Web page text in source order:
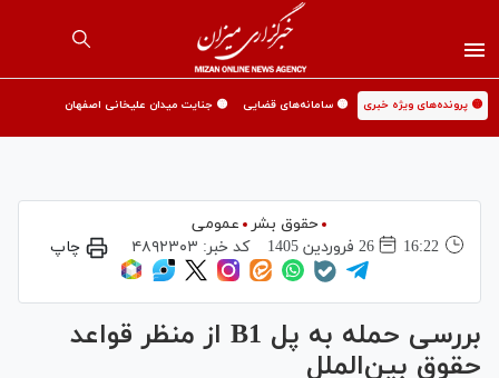
🟡 پرونده‌های ویژه خبری 🟡 سامانه‌های قضایی 🟡 جنایت میدان علیخانی اصفهان
حقوق بشر
عمومی
16:22
26 فروردين 1405 کد خبر: ۴۸۹۲۳۰۳ چاپ
بررسی حمله به پل B1 از منظر قواعد
حقوق بین‌الملل